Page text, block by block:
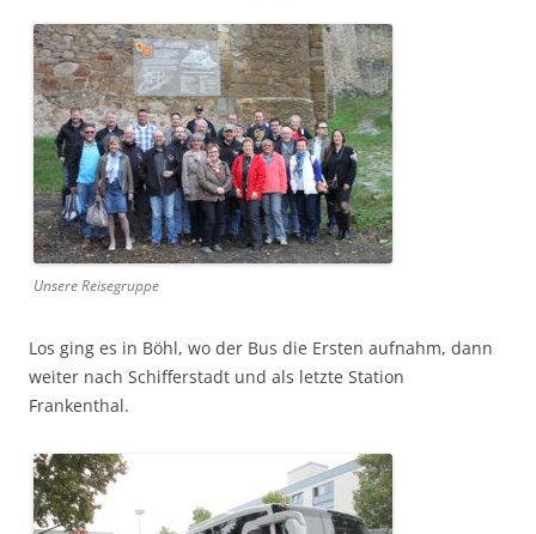
Unsere Reiseg­ruppe
Los ging es in Böhl, wo der Bus die Ersten auf­nahm, dann
weit­er nach Schif­fer­stadt und als let­zte Sta­tion
Frankenthal.